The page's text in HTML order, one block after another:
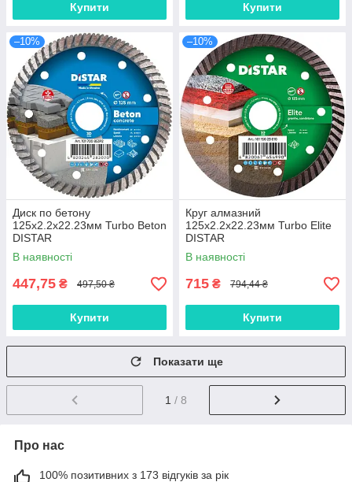
Купити Купити
–10%
Диск по бетону
125x2.2х22.23мм Turbo Beton
DISTAR
В наявності
447,75 ₴ 497,50 ₴
Купити
–10%
Круг алмазний
125x2.2x22.23мм Turbo Elite
DISTAR
В наявності
715 ₴ 794,44 ₴
Купити
Показати ще
1 / 8
Про нас
100% позитивних з 173 відгуків за рік